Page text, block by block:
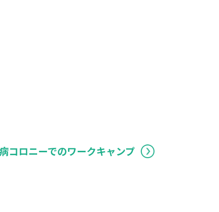
ロニーでのワークキャンプ